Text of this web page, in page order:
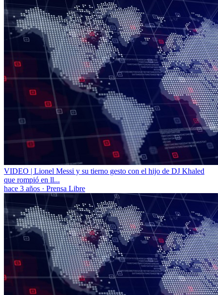
VIDEO | Lionel Messi y su tierno gesto con el hijo de DJ Khaled
que rompió en ll...
hace 3 años · Prensa Libre